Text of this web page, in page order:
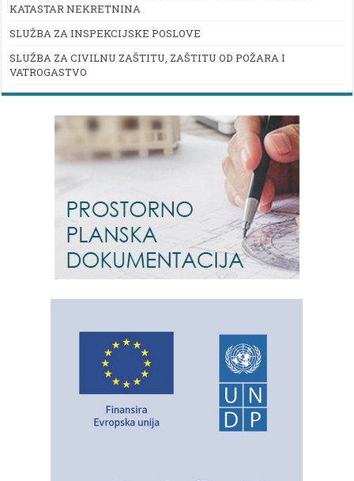
KATASTAR NEKRETNINA
SLUŽBA ZA INSPEKCIJSKE POSLOVE
SLUŽBA ZA CIVILNU ZAŠTITU, ZAŠTITU OD POŽARA I
VATROGASTVO